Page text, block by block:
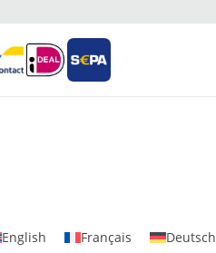
English Français Deutsch